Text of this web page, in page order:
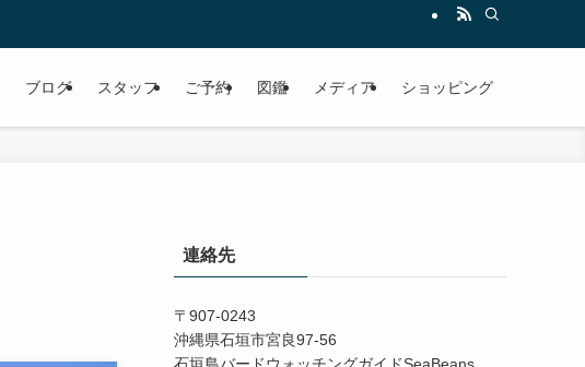
ブログ スタッフ ご予約 図鑑 メディア ショッピング
連絡先
〒907-0243
沖縄県石垣市宮良97-56